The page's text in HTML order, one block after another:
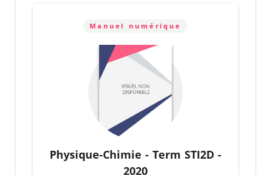
Manuel numérique
Physique-Chimie - Term STI2D -
2020